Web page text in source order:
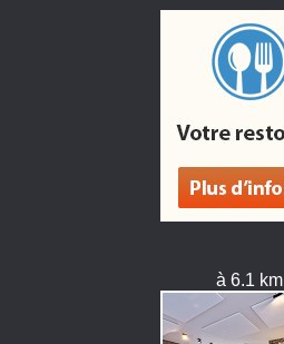
à 6.1 km